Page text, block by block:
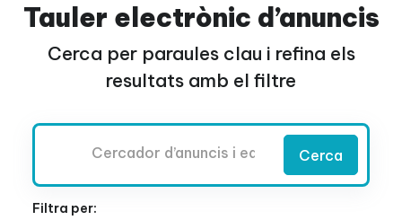
Tauler electrònic d’anuncis
Cerca per paraules clau i refina els
resultats amb el filtre
Cerca
Filtra per: